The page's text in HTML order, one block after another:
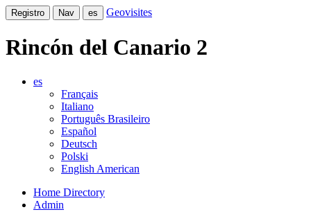
Registro Nav es Geovisites
Rincón del Canario 2
es
Français
Italiano
Português Brasileiro
Español
Deutsch
Polski
English American
Home Directory
Admin